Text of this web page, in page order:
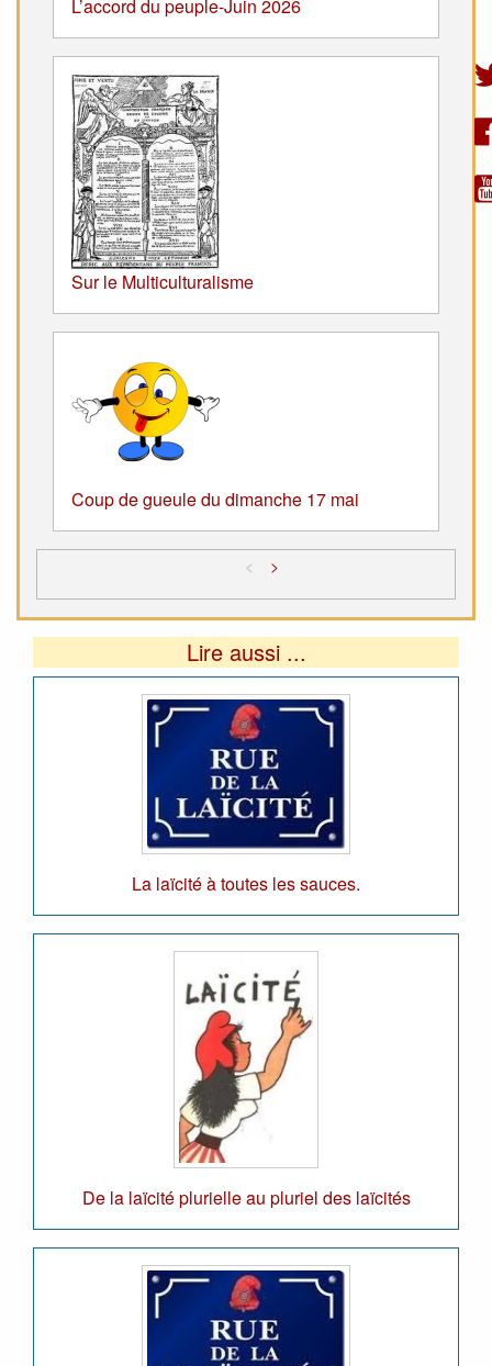
L’accord du peuple-Juin 2026
Sur le Multiculturalisme
Coup de gueule du dimanche 17 mai
< >
Lire aussi ...
La laïcité à toutes les sauces.
De la laïcité plurielle au pluriel des laïcités